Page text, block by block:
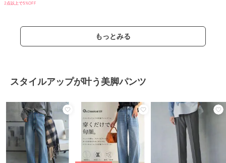
2点以上で5%OFF
もっとみる
スタイルアップが叶う美脚パンツ